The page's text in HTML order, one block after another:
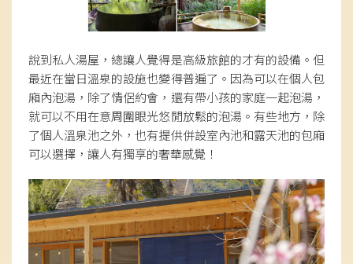
說到私人湯屋，總讓人覺得是高級旅館的才有的設備。但
最近在當日溫泉的設施也變得普遍了。因為可以在個人包
廂內泡湯，除了情侶約會，還有帶小孩的家庭一起泡湯，
就可以不用在意周圍眼光悠閒放鬆的泡湯。有些地方，除
了個人溫泉池之外，也有提供併設室內池和露天池的包廂
可以選擇，讓人有獨享的奢華感覺！